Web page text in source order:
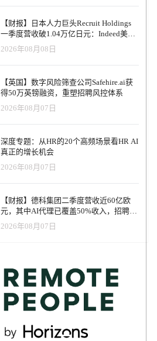
【财报】日本人力巨头Recruit Holdings
一季度营收破1.04万亿日元：Indeed美国
收入逆势增长30%，AI招聘推动利润率升
至47.4%
2026年08月08日
【英国】数字风险筛查公司Safehire.ai获
得50万英镑融资，重塑招聘风控体系
2026年08月07日
深度专题：从HR的20个高频场景看HR AI
真正的增长机会
2026年08月07日
【财报】德科集团二季度营收近60亿欧
元，其中AI代理已覆盖50%收入，招聘服
务进入运营重构阶段
2026年08月07日